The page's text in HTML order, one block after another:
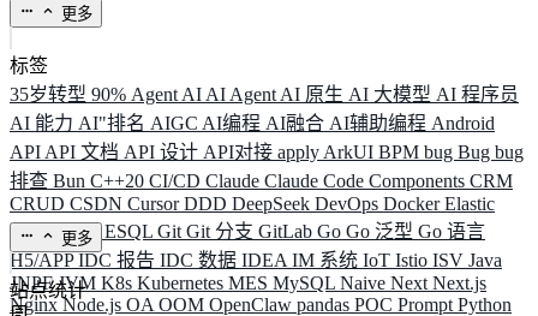
更多
标签
35岁转型 90% Agent AI AI Agent AI 原生 AI 大模型 AI 程序员
AI 能力 AI"排名 AIGC AI编程 AI融合 AI辅助编程 Android
API API 文档 API 设计 API对接 apply ArkUI BPM bug Bug bug
排查 Bun C++20 CI/CD Claude Claude Code Components CRM
CRUD CSDN CursorDDD DeepSeek DevOps DockerElastic
ELK ElysiaESQL Git Git 分支 GitLab Go Go 泛型 Go 语言
H5/APPIDC 报告 IDC 数据 IDEA IM 系统 IoT Istio ISV Java
JNPFJVM K8s Kubernetes MES MySQL Naive Next Next.js
NginxNode.js OA OOM OpenClaw pandas POC Prompt Python
更多
站点统计